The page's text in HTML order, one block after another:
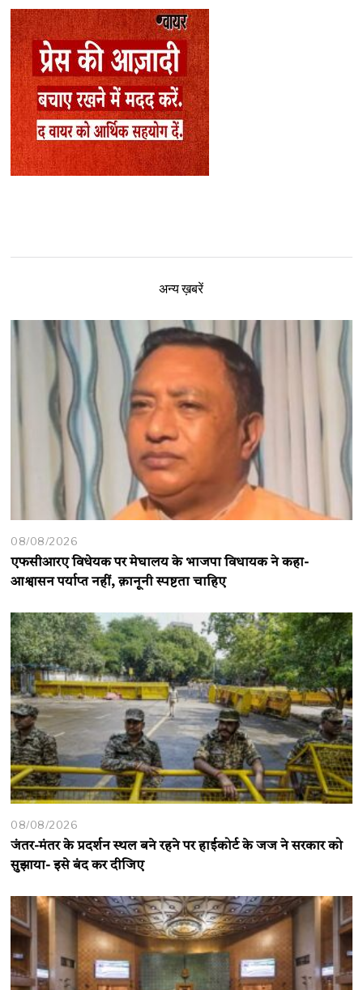
अन्य ख़बरें
08/08/2026
एफसीआरए विधेयक पर मेघालय के भाजपा विधायक ने कहा-
आश्वासन पर्याप्त नहीं, क़ानूनी स्पष्टता चाहिए
08/08/2026
जंतर-मंतर के प्रदर्शन स्थल बने रहने पर हाईकोर्ट के जज ने सरकार को
सुझाया- इसे बंद कर दीजिए